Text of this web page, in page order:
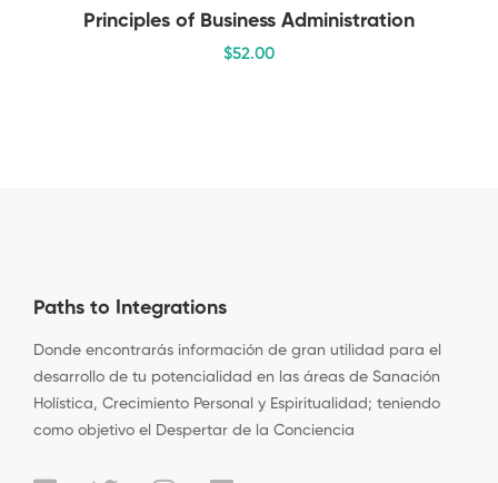
Principles of Business Administration
$52.00
Paths to Integrations
Donde encontrarás información de gran utilidad para el
desarrollo de tu potencialidad en las áreas de Sanación
Holística, Crecimiento Personal y Espiritualidad; teniendo
como objetivo el Despertar de la Conciencia